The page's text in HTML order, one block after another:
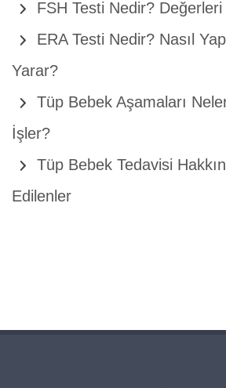
FSH Testi Nedir? Değerleri
ERA Testi Nedir? Nasıl
Yarar?
Tüp Bebek Aşamaları
İşler?
Tüp Bebek Tedavisi
Edilenler